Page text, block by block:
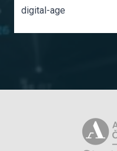
digital-age